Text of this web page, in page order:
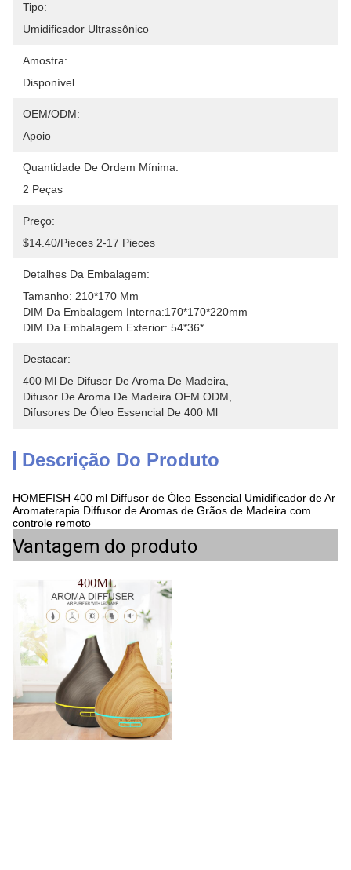
Tipo:
Umidificador Ultrassônico
Amostra:
Disponível
OEM/ODM:
Apoio
Quantidade De Ordem Mínima:
2 Peças
Preço:
$14.40/pieces 2-17 Pieces
Detalhes Da Embalagem:
Tamanho: 210*170 Mm
DIM Da Embalagem Interna:170*170*220mm
DIM Da Embalagem Exterior: 54*36*
Destacar:
400 Ml De Difusor De Aroma De Madeira
Difusor De Aroma De Madeira OEM ODM
Difusores De Óleo Essencial De 400 Ml
Descrição Do Produto
HOMEFISH 400 ml Diffusor de Óleo Essencial Umidificador de Ar
Aromaterapia Diffusor de Aromas de Grãos de Madeira com
controle remoto
Vantagem do produto